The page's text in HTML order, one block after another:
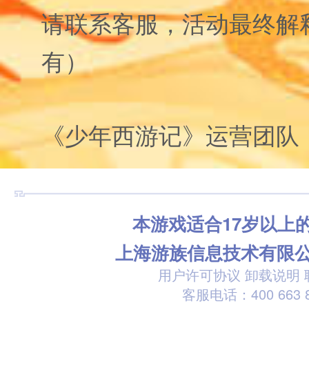
请联系客服，活动最终解
有）
《少年西游记》运营团队
本游戏适合17岁以上
上海游族信息技术有限
用户许可协议 卸载说明
客服电话：400 663